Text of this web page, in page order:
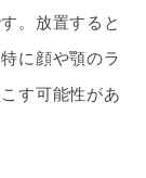
。放置すると
に顔や顎のラ
す可能性があ